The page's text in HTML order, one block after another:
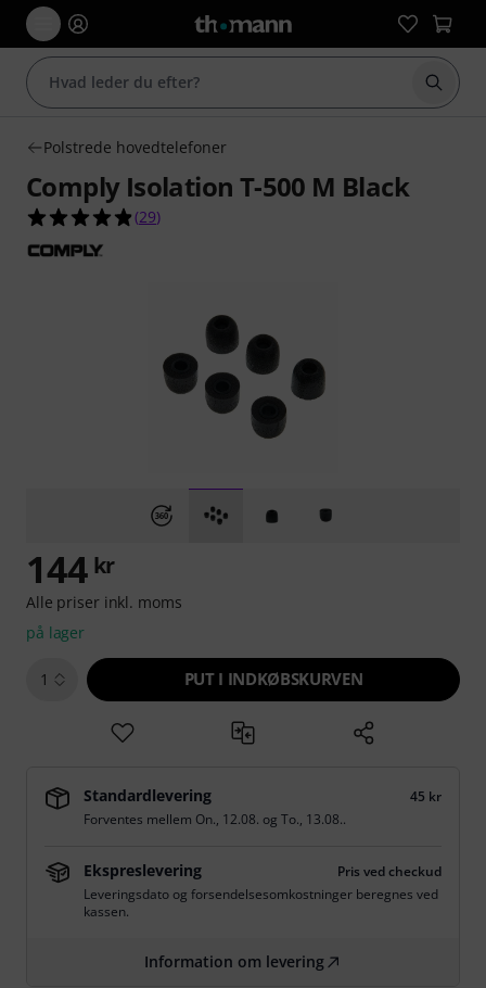
Start
Polstrede hovedtelefoner
Comply Isolation T-500 M Black
4.9 ud af 5 stjerner fra 29 kundebedømmelser
(29)
144 kr
Alle priser inkl. moms
på lager
1 PUT I INDKØBSKURVEN
Standardlevering
45 kr
Forventes mellem On., 12.08. og To., 13.08..
Ekspreslevering
Pris ved checkud
Leveringsdato og forsendelsesomkostninger beregnes ved
kassen.
Information om levering